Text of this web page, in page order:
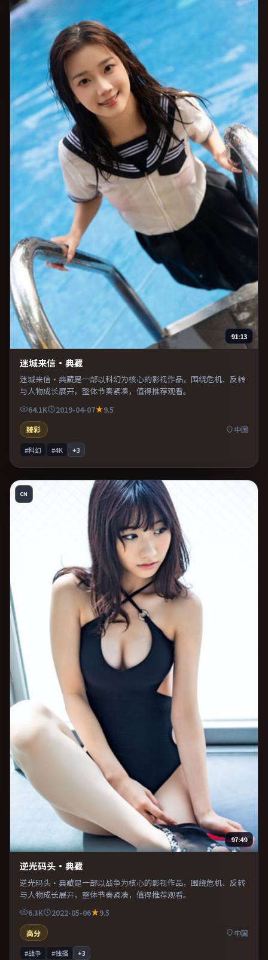
91:13
迷城来信·典藏
迷城来信·典藏是一部以科幻为核心的影视作品，围绕危机、反转
与人物成长展开，整体节奏紧凑，值得推荐观看。
64.1K 2019-04-07
9.5
臻彩
中国
#科幻 #4K +3
CN
97:49
逆光码头·典藏
逆光码头·典藏是一部以战争为核心的影视作品，围绕危机、反转
与人物成长展开，整体节奏紧凑，值得推荐观看。
6.3K 2022-05-06
9.5
高分
中国
#战争 #独播 +3